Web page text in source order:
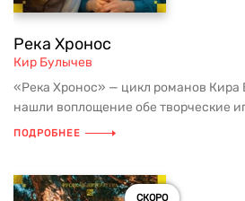
Река Хронос
Кир Булычев
«Река Хронос» — цикл романов Кира
нашли воплощение обе творческие
ПОДРОБНЕЕ
СКОРО